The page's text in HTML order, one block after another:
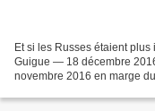
Et si les Russes étaient
Guigue — 18 décembre
novembre 2016 en marge